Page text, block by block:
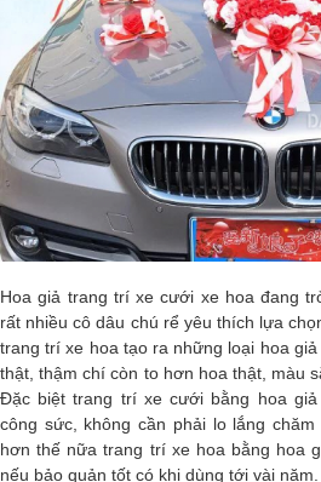
Hoa giả trang trí xe cưới xe hoa đang
rất nhiều cô dâu chú rể yêu thích lựa
trang trí xe hoa tạo ra những loại hoa
thật, thậm chí còn to hơn hoa thật, màu
Đặc biệt trang trí xe cưới bằng hoa
công sức, không cần phải lo lắng
hơn thế nữa trang trí xe hoa bằng hoa
nếu bảo quản tốt có khi dùng tới vài năm.